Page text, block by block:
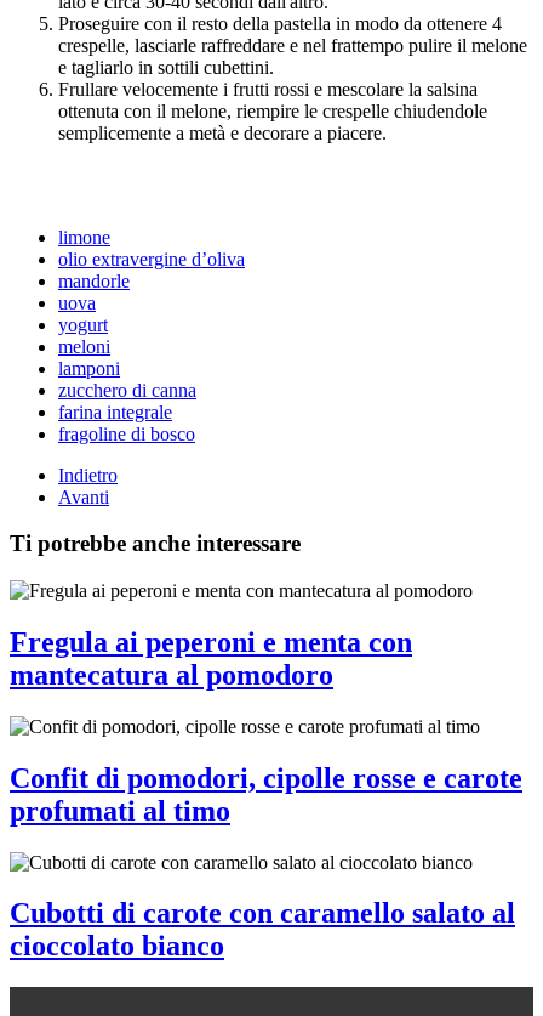
Proseguire con il resto della pastella in modo da ottenere 4
crespelle, lasciarle raffreddare e nel frattempo pulire il melone
e tagliarlo in sottili cubettini.
Frullare velocemente i frutti rossi e mescolare la salsina
ottenuta con il melone, riempire le crespelle chiudendole
semplicemente a metà e decorare a piacere.
limone
olio extravergine d’oliva
mandorle
uova
yogurt
meloni
lamponi
zucchero di canna
farina integrale
fragoline di bosco
Indietro
Avanti
Ti potrebbe anche interessare
Fregula ai peperoni e menta con
mantecatura al pomodoro
Confit di pomodori, cipolle rosse e carote
profumati al timo
Cubotti di carote con caramello salato al
cioccolato bianco